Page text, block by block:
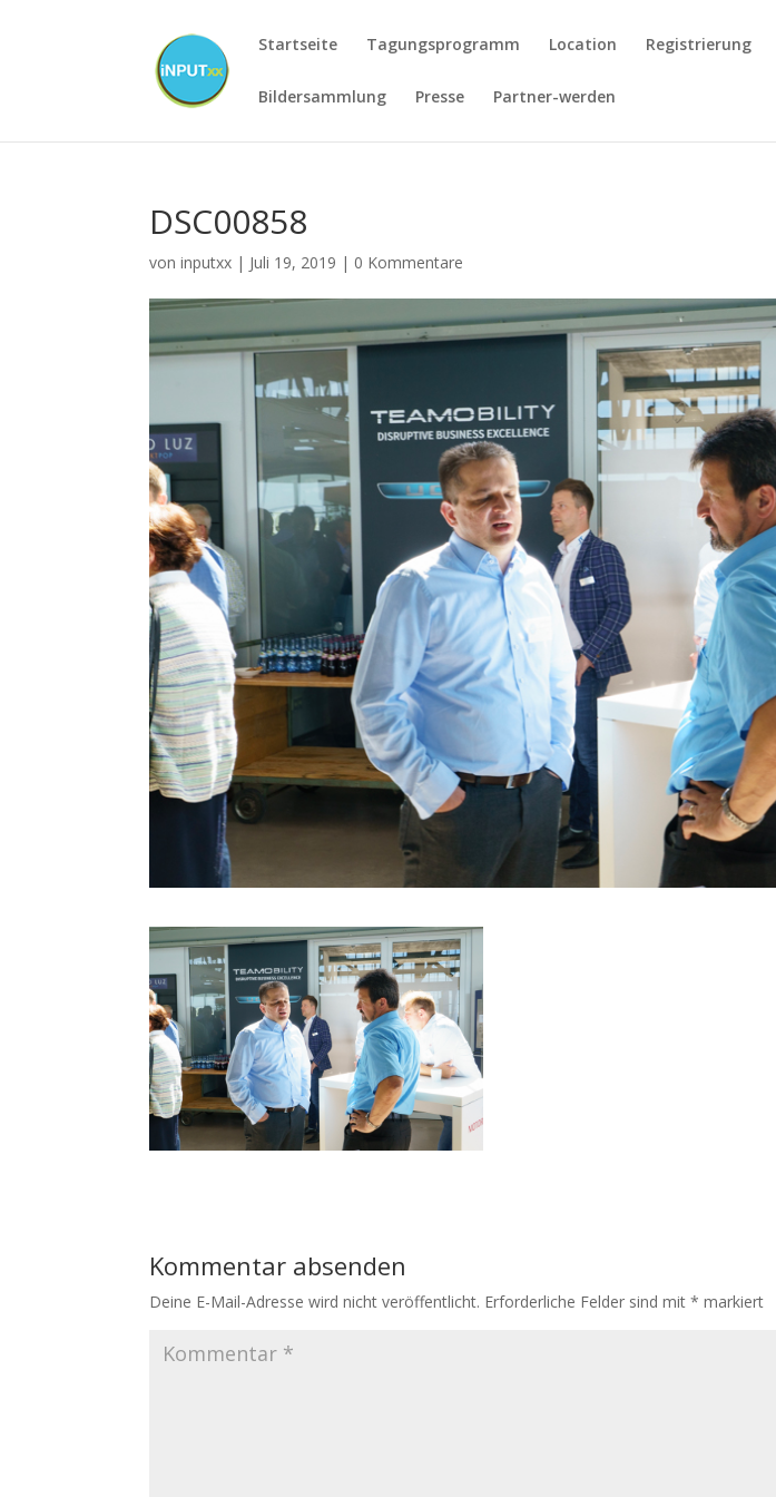
Startseite Tagungsprogramm Location Registrierung
Bildersammlung Presse Partner-werden
DSC00858
voninputxx | Juli 19, 2019 | 0 Kommentare
Kommentar absenden
Deine E-Mail-Adresse wird nicht veröffentlicht. Erforderliche Felder sind mit* markiert